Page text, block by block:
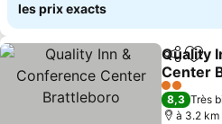
les prix exacts
Partager
Quality
Center
2 Étoiles
8,3 Très
à 3.2